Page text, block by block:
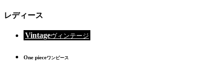
レディース
Vintageヴィンテージ
One pieceワンピース